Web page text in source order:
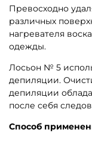
Превосходно
различных
нагревателя
одежды.
Лосьон № 5
депиляции.
депиляции
после себя
Способ